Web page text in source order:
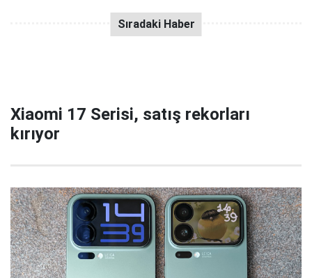
Xiaomi 17 Serisi, satış rekorları
kırıyor